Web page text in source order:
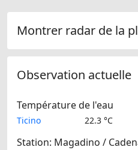
Montrer radar de la
Observation actuelle
Température de l'eau
Ticino 22.3 °C
Station: Magadino /